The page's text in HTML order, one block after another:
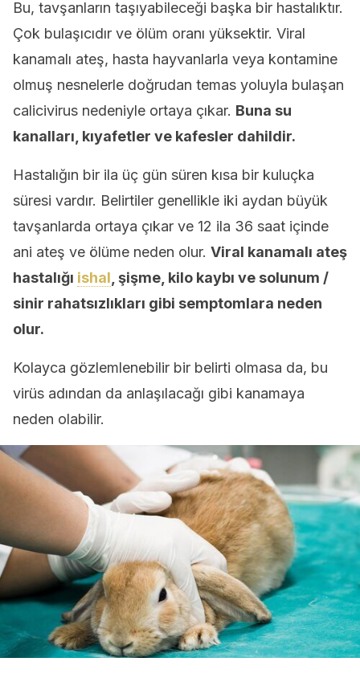
Bu, tavşanların taşıyabileceği başka bir hastalıktır.
Çok bulaşıcıdır ve ölüm oranı yüksektir. Viral
kanamalı ateş, hasta hayvanlarla veya kontamine
olmuş nesnelerle doğrudan temas yoluyla bulaşan
calicivirus nedeniyle ortaya çıkar. Buna su
kanalları, kıyafetler ve kafesler dahildir.
Hastalığın bir ila üç gün süren kısa bir kuluçka
süresi vardır. Belirtiler genellikle iki aydan büyük
tavşanlarda ortaya çıkar ve 12 ila 36 saat içinde
ani ateş ve ölüme neden olur. Viral kanamalı ateş
hastalığı ishal , şişme, kilo kaybı ve solunum /
sinir rahatsızlıkları gibi semptomlara neden
olur.
Kolayca gözlemlenebilir bir belirti olmasa da, bu
virüs adından da anlaşılacağı gibi kanamaya
neden olabilir.